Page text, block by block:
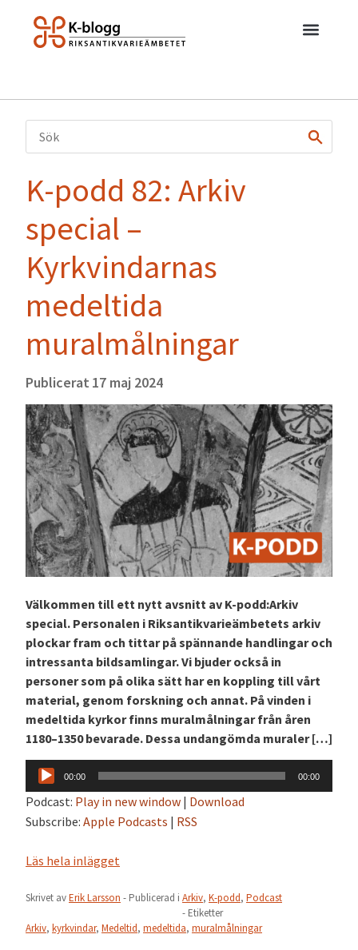
K-podd 82: Arkiv
special –
Kyrkvindarnas
medeltida
muralmålningar
Publicerat 17 maj 2024
Välkommen till ett nytt avsnitt av K-podd:Arkiv
special. Personalen i Riksantikvarieämbetets arkiv
plockar fram och tittar på spännande handlingar och
intressanta bildsamlingar. Vi bjuder också in
personer som på olika sätt har en koppling till vårt
material, genom forskning och annat. På vinden i
medeltida kyrkor finns muralmålningar från åren
1180–1350 bevarade. Dessa undangömda muraler […]
Ljudspelare
00:00 00:00
Podcast: Play in new window | Download
Subscribe: Apple Podcasts | RSS
Läs hela inlägget
Skrivet avErik Larsson - Publicerad i Arkiv, K-podd, Podcast
- Etiketter
Arkiv, kyrkvindar, Medeltid, medeltida, muralmålningar